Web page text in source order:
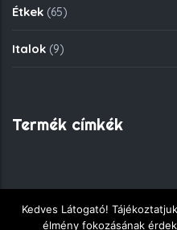
Étkek (65)
Italok (9)
Termék címkék
Copyright © 2018 - Fekete
Kedves Látogató!
élmény fokozásának